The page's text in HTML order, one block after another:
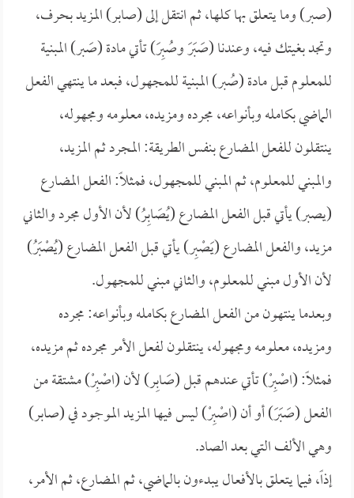
(صبر) وما يتعلق بها كلها، ثم انتقل إلى (صابر) المزيد بحرف،
وتجد بغيتك فيه، وعندنا (صَبَرَ وصُبِرَ) تأتي مادة (صَبر) المبنية
للمعلوم قبل مادة (صُبر) المبنية للمجهول، فبعد ما ينتهي الفعل
الماضي بكامله وبأنواعه، مجرده ومزيده، معلومه ومجهوله،
ينتقلون للفعل المضارع بنفس الطريقة: المجرد ثم المزيد،
والمبني للمعلوم، ثم المبني للمجهول، فمثلاً: الفعل المضارع
(يصبر) يأتي قبل الفعل المضارع (يُصَابِرُ) لأن الأول مجرد والثاني
مزيد، والفعل المضارع (يَصْبِر) يأتي قبل الفعل المضارع (يُصْبَرُ)
لأن الأول مبني للمعلوم، والثاني مبني للمجهول.
وبعدما ينتهون من الفعل المضارع بكامله وبأنواعه: مجرده
ومزيده، معلومه ومجهوله، ينتقلون لفعل الأمر مجرده ثم مزيده،
فمثلاً: (اصْبِرْ) تأتي عندهم قبل (صَابِر) لأن (اصْبِرْ) مشتقة من
الفعل (صَبَرَ) أو أن (اصْبِرْ) ليس فيها المزيد الموجود في (صابر)
وهي الألف التي بعد الصاد.
إذاً، فيما يتعلق بالأفعال يبدءون بالماضي، ثم المضارع، ثم الأمر،